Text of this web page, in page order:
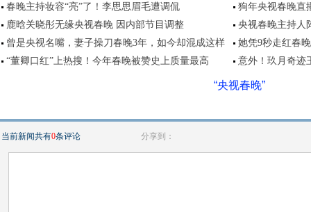
春晚主持妆容“亮”了！李思思眉毛遭调侃
狗年央视春晚直
鹿晗关晓彤无缘央视春晚 因内部节目调整
央视春晚主持人
曾是央视名嘴，妻子操刀春晚3年，如今却混成这样
她凭9秒走红春
“董卿口红”上热搜！今年春晚被赞史上质量最高
意外！玖月奇迹
“央视春晚”
当前新闻共有0条评论 分享到：